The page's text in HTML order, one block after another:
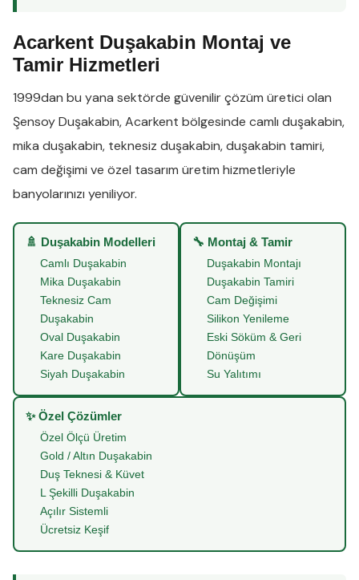
Acarkent Duşakabin Montaj ve
Tamir Hizmetleri
1999dan bu yana sektörde güvenilir çözüm üretici olan
Şensoy Duşakabin,Acarkent bölgesinde camlı duşakabin,
mika duşakabin, teknesiz duşakabin,duşakabin tamiri,
cam değişimi ve özel tasarım üretim hizmetleriyle
banyolarınızı yeniliyor.
🚿 Duşakabin Modelleri
Camlı Duşakabin
Mika Duşakabin
Teknesiz Cam
Duşakabin
Oval Duşakabin
Kare Duşakabin
Siyah Duşakabin
🔧 Montaj & Tamir
Duşakabin Montajı
Duşakabin Tamiri
Cam Değişimi
Silikon Yenileme
Eski Söküm & Geri
Dönüşüm
Su Yalıtımı
✨ Özel Çözümler
Özel Ölçü Üretim
Gold / Altın Duşakabin
Duş Teknesi & Küvet
L Şekilli Duşakabin
Açılır Sistemli
Ücretsiz Keşif